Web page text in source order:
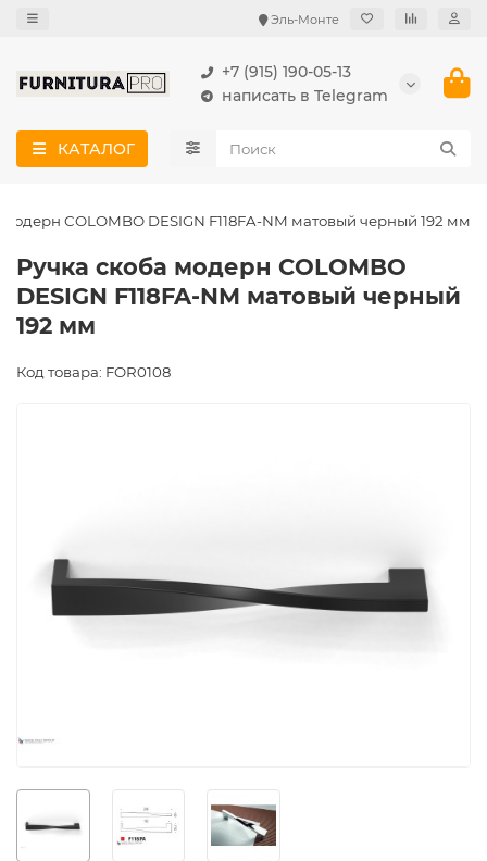
Эль-Монте
+7 (915) 190-05-13
написать в Telegram
КАТАЛОГ
COLOMBO DESIGN F118FA-NM матовый черный 192 мм
Ручка скоба модерн COLOMBO
DESIGN F118FA-NM матовый черный
192 мм
Код товара: FOR0108